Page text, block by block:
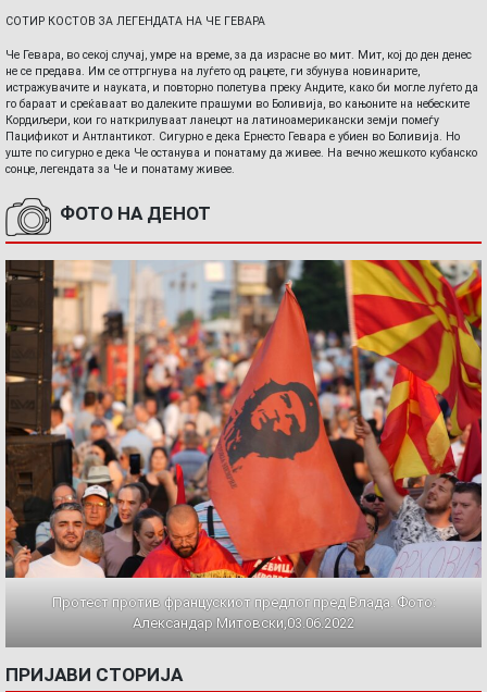
СОТИР КОСТОВ ЗА ЛЕГЕНДАТА НА ЧЕ ГЕВАРА
Че Гевара, во секој случај, умре на време, за да израсне во мит. Мит, кој до ден денес
не се предава. Им се оттргнува на луѓето од рацете, ги збунува новинарите,
истражувачите и науката, и повторно полетува преку Андите, како би могле луѓето да
го бараат и среќаваат во далеките прашуми во Боливија, во кањоните на небеските
Кордиљери, кои го наткрилуваат ланецот на латиноамерикански земји помеѓу
Пацификот и Антлантикот. Сигурно е дека Ернесто Гевара е убиен во Боливија. Но
уште по сигурно е дека Че останува и понатаму да живее. На вечно жешкото кубанско
сонце, легендата за Че и понатаму живее.
ФОТО НА ДЕНОТ
Протест против францускиот предлог пред Влада. Фото:
Александар Митовски,03.06.2022
ПРИЈАВИ СТОРИЈА